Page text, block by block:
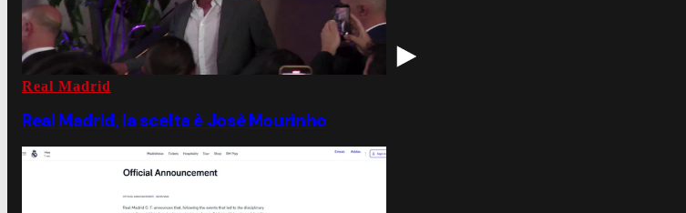
Real Madrid
Real Madrid, la scelta è Josè Mourinho